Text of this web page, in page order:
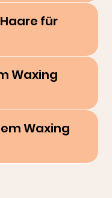
für
Waxing
Waxing